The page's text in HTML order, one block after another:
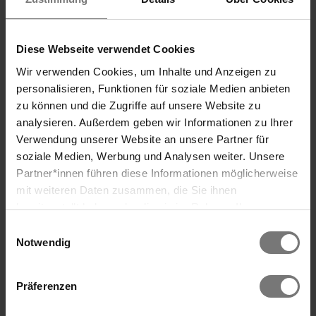
Diese Webseite verwendet Cookies
Wir verwenden Cookies, um Inhalte und Anzeigen zu
personalisieren, Funktionen für soziale Medien anbieten
zu können und die Zugriffe auf unsere Website zu
analysieren. Außerdem geben wir Informationen zu Ihrer
Verwendung unserer Website an unsere Partner für
soziale Medien, Werbung und Analysen weiter. Unsere
Partner*innen führen diese Informationen möglicherweise
mit weiteren Daten zusammen, die Sie ihnen
bereitgestellt haben oder die sie im Rahmen Ihrer
Cookies und ähnliche Technologien (Tracking-Pixel),
Dienste erforderlich ist (bspw. Spracheinstellungen),
sowie darüber hinaus soweit Sie Ihre Einwilligung in die
Notwendig
Präferenzen
Open panorama in a separate
Search
MORE Summer
3 full days of that vacation feeling
Rejuvenation, relaxation, exquisite cuisine, and all-